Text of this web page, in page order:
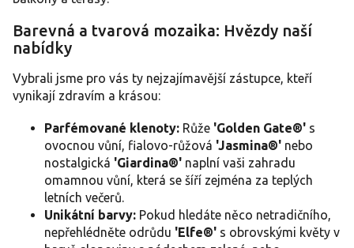
p
i
u
Barevná a tvarová mozaika: Hvězdy naší
nabídky
Vybrali jsme pro vás ty nejzajímavější zástupce, kteří
vynikají zdravím a krásou:
Parfémované klenoty: Růže 'Golden Gate®' s
ovocnou vůní, fialovo-růžová 'Jasmina®' nebo
nostalgická 'Giardina®' naplní vaši zahradu
omamnou vůní, která se šíří zejména za teplých
letních večerů.
Unikátní barvy: Pokud hledáte něco netradičního,
nepřehlédněte odrůdu 'Elfe®' s obrovskými květy v